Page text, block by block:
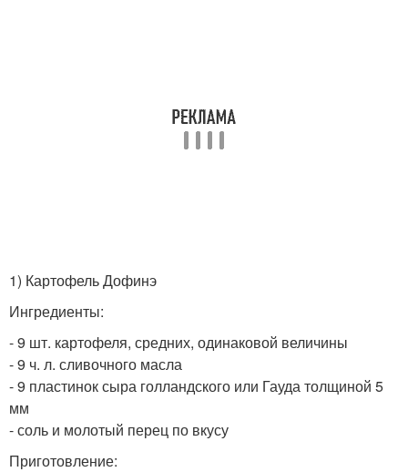
1) Картофель Дофинэ
Ингредиенты:
- 9 шт. картофеля, средних, одинаковой величины
- 9 ч. л. сливочного масла
- 9 пластинок сыра голландского или Гауда толщиной 5
мм
- соль и молотый перец по вкусу
Приготовление: